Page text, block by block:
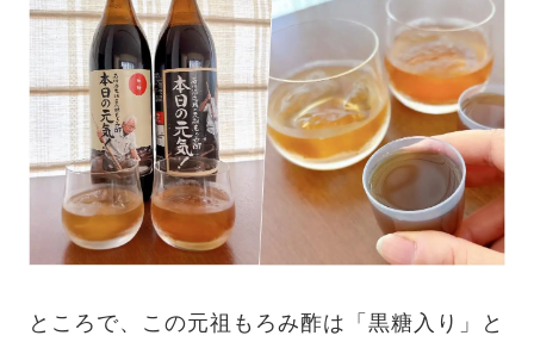
ところで、この元祖もろみ酢は「黒糖入り」と